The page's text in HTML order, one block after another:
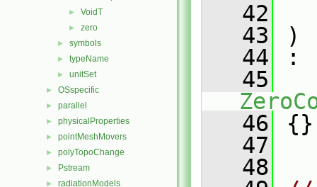
► VoidT
► zero
► symbols
► typeName
► unitSet
► OSspecific
► parallel
► physicalProperties
► pointMeshMovers
► polyTopoChange
► Pstream
► radiationModels
   42
   43
)
   44
:
   45
   46
{}
   47
   48